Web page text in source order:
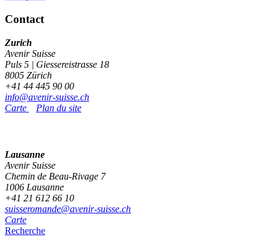
Contact
Zurich
Avenir Suisse
Puls 5 | Giessereistrasse 18
8005 Zürich
+41 44 445 90 00
info@avenir-suisse.ch
Carte
Plan du site
Lausanne
Avenir Suisse
Chemin de Beau-Rivage 7
1006 Lausanne
+41 21 612 66 10
suisseromande@avenir-suisse.ch
Carte
Recherche